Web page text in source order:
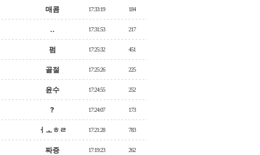
매콤 17:33:19 184
.. 17:31:53 217
펌 17:25:32 451
골절 17:25:26 225
윤수 17:24:55 252
? 17:24:07 173
ㅓㅗㅎㄹ 17:21:28 783
짜증 17:19:23 262